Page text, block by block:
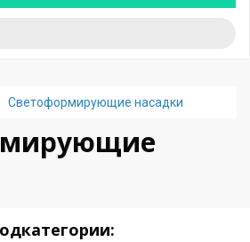
Светоформирующие насадки